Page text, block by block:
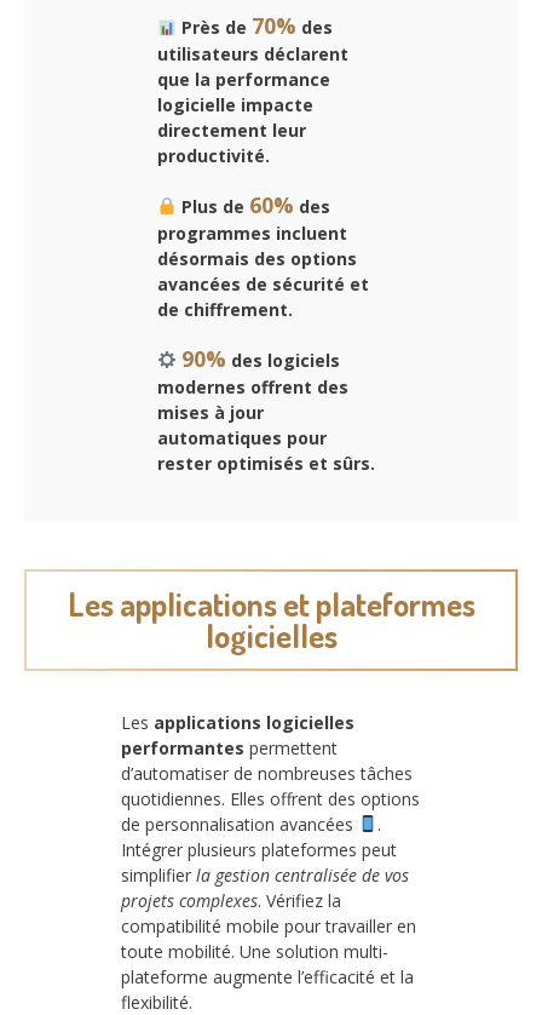
Près de 70% des
utilisateurs déclarent
que la performance
logicielle impacte
directement leur
productivité.
Plus de 60% des
programmes incluent
désormais des options
avancées de sécurité et
de chiffrement.
90% des logiciels
modernes offrent des
mises à jour
automatiques pour
rester optimisés et sûrs.
Les applications et plateformes
logicielles
Les applications logicielles
performantes permettent
d’automatiser de nombreuses tâches
quotidiennes. Elles offrent des options
de personnalisation avancées
.
Intégrer plusieurs plateformes peut
simplifier la gestion centralisée de vos
projets complexes. Vérifiez la
compatibilité mobile pour travailler en
toute mobilité. Une solution multi-
plateforme augmente l’efficacité et la
flexibilité.